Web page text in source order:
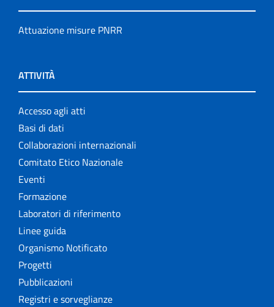
Attuazione misure PNRR
ATTIVITÀ
Accesso agli atti
Basi di dati
Collaborazioni internazionali
Comitato Etico Nazionale
Eventi
Formazione
Laboratori di riferimento
Linee guida
Organismo Notificato
Progetti
Pubblicazioni
Registri e sorveglianze